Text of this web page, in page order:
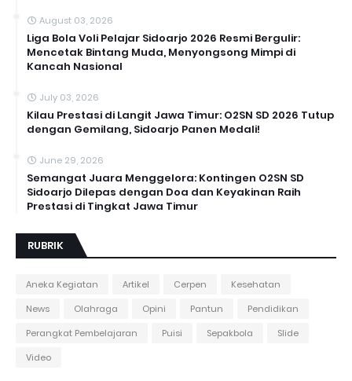
August 03, 2026
Liga Bola Voli Pelajar Sidoarjo 2026 Resmi Bergulir:
Mencetak Bintang Muda, Menyongsong Mimpi di
Kancah Nasional
July 03, 2026
Kilau Prestasi di Langit Jawa Timur: O2SN SD 2026 Tutup
dengan Gemilang, Sidoarjo Panen Medali!
June 29, 2026
Semangat Juara Menggelora: Kontingen O2SN SD
Sidoarjo Dilepas dengan Doa dan Keyakinan Raih
Prestasi di Tingkat Jawa Timur
RUBRIK
Aneka Kegiatan Artikel Cerpen
Kesehatan
News
Olahraga Opini Pantun
Pendidikan
Perangkat Pembelajaran
Puisi Sepakbola
Slide
Video